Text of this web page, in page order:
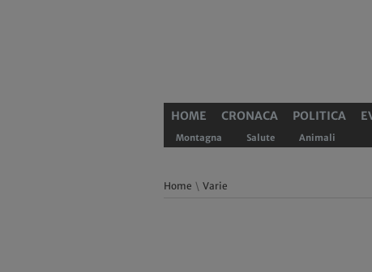
HOME CRONACA POLITICA
Montagna Salute Animali
Home \ Varie